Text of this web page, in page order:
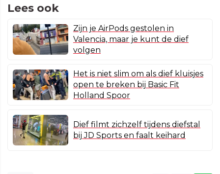
Lees ook
Zijn je AirPods gestolen in
Valencia, maar je kunt de dief
volgen
Het is niet slim om als dief kluisjes
open te breken bij Basic Fit
Holland Spoor
Dief filmt zichzelf tijdens diefstal
bij JD Sports en faalt keihard